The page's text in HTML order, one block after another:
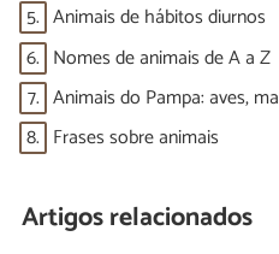
5. Animais de hábitos diurnos
6. Nomes de animais de A a Z
7. Animais do Pampa: aves,
8. Frases sobre animais
Artigos relacionados